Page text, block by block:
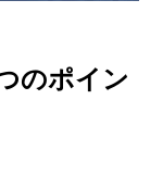
のポイン